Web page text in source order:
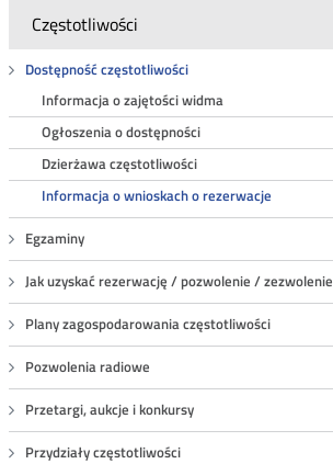
Częstotliwości
Dostępność częstotliwości
Informacja o zajętości widma
Ogłoszenia o dostępności
Dzierżawa częstotliwości
Informacja o wnioskach o rezerwacje
Egzaminy
Jak uzyskać rezerwację / pozwolenie / zezwolenie
Plany zagospodarowania częstotliwości
Pozwolenia radiowe
Przetargi, aukcje i konkursy
Przydziały częstotliwości